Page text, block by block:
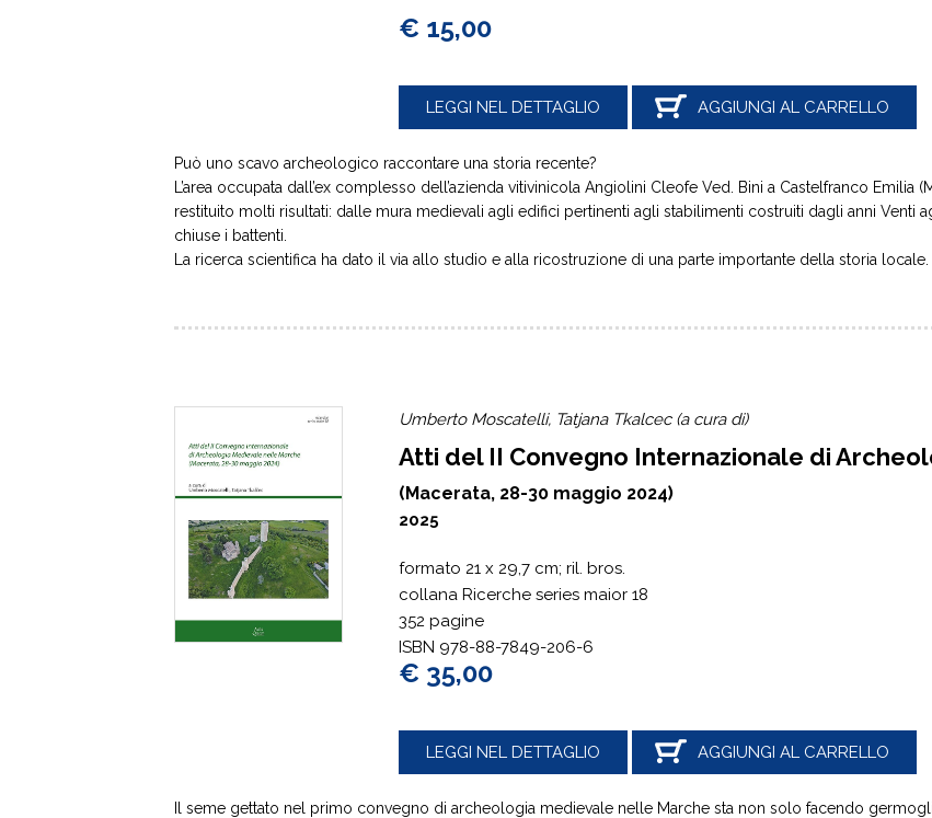
€ 15,00
LEGGI NEL DETTAGLIO AGGIUNGI AL CARRELLO
Può uno scavo archeologico raccontare una storia recente?
L’area occupata dall’ex complesso dell’azienda vitivinicola Angiolini Cleofe Ved. Bini a Castelfranco Emilia
restituito molti risultati: dalle mura medievali agli edifici pertinenti agli stabilimenti costruiti dagli anni Venti
chiuse i battenti.
La ricerca scientifica ha dato il via allo studio e alla ricostruzione di una parte importante della storia locale.
Umberto Moscatelli, Tatjana Tkalcec (a cura di)
Atti del II Convegno Internazionale di
(Macerata, 28-30 maggio 2024)
2025
formato 21 x 29,7 cm; ril. bros.
collana Ricerche series maior 18
352 pagine
ISBN 978-88-7849-206-6
€ 35,00
LEGGI NEL DETTAGLIO AGGIUNGI AL CARRELLO
Il seme gettato nel primo convegno di archeologia medievale nelle Marche sta non solo facendo